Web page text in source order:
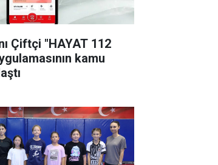
Çiftçi "HAYAT 112
kamu